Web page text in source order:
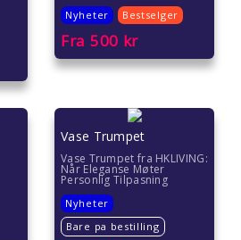
Nyheter Bestselger
Fra 500 kr
Vase Trumpet
Vase Trumpet fra HKLIVING:
Når Eleganse Møter
Personlig Tilpasning
Nyheter
Bare pa bestilling